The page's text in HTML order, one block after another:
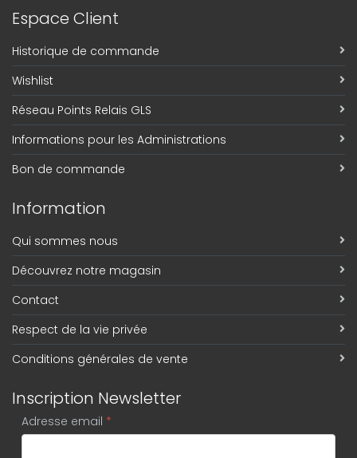
Espace Client
Historique de commande
Wishlist
Réseau Points Relais GLS
Informations pour les Administrations
Bon de commande
Information
Qui sommes nous
Découvrez notre magasin
Contact
Respect de la vie privée
Conditions générales de vente
Inscription Newsletter
Adresse email *